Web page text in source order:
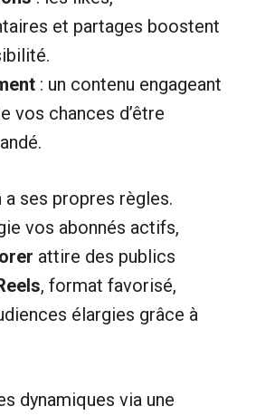
et partages boostent
: un contenu engageant
vos chances d’être
a ses propres règles.
vos abonnés actifs,
attire des publics
, format favorisé,
élargies grâce à
dynamiques via une